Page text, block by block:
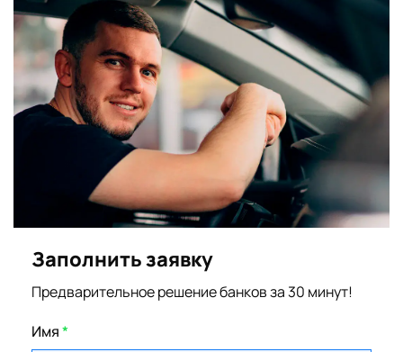
Заполнить заявку
Предварительное решение банков за 30 минут!
Имя*